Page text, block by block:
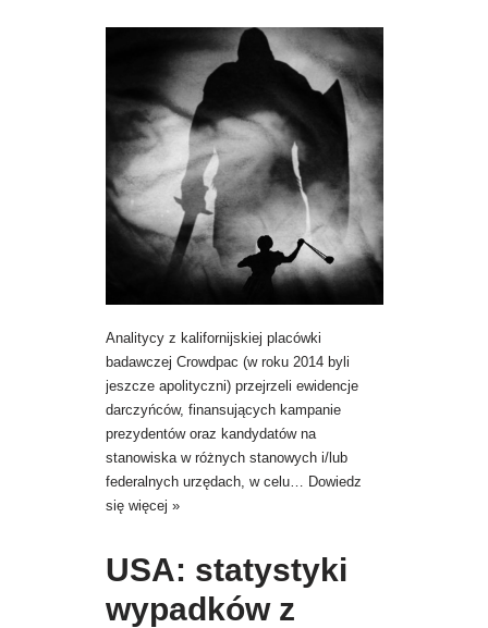
Analitycy z kalifornijskiej placówki
badawczej Crowdpac (w roku 2014 byli
jeszcze apolityczni) przejrzeli ewidencje
darczyńców, finansujących kampanie
prezydentów oraz kandydatów na
stanowiska w różnych stanowych i/lub
federalnych urzędach, w celu…
Dowiedz
się więcej »
USA: statystyki
wypadków z